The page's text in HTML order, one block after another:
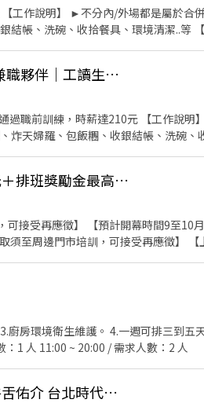
工作說明】 ►不分內/外場都是屬於合
結帳、洗碗、收拾餐具、環境清潔..等
[日商 丸亀製麵]新光信義A8店(001)- 長期兼職夥伴｜工讀生｜實習｜彈性排
過職前訓練，時薪達210元 【工作說
炸天婦羅、包飯糰、收銀結帳、洗碗、
【預計開幕 雞湯大叔 信義A13】時薪230元＋排班獎勵金最高3,000元｜阿爾
可接受再應徵】 【預計開幕時間9至10
須至周邊門市培訓，可接受再應徵】
下個月再衝 20 家！★★ ◎◎全力衝刺
與人互動，具備親切友善及貼心的人
的夥伴！ 【薪資待遇】 時薪 230 元，
接加碼 3,000 元！ 工作半年後，特休
基本工作： 迎接客人、帶位、提供用
客人意見與反應 5. 主管交辦事項 ◆ 內
備料協助（雞湯桑品牌） 協助出餐（
房環境衛生維護。 4.一週可排三到五
1 人 11:00 ~ 20:00 / 需求人數：2 人
交通超方便🚄+時薪最高$280💰【乾杯】牛舌佑介 台北時代店 內外場計時夥伴大募集!